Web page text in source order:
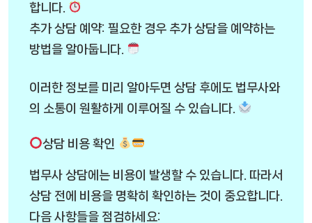
합니다.
추가 상담 예약: 필요한 경우 추가 상담을 예약하는
방법을 알아둡니다.
이러한 정보를 미리 알아두면 상담 후에도 법무사와
의 소통이 원활하게 이루어질 수 있습니다.
상담 비용 확인
법무사 상담에는 비용이 발생할 수 있습니다. 따라서
상담 전에 비용을 명확히 확인하는 것이 중요합니다.
다음 사항들을 점검하세요: